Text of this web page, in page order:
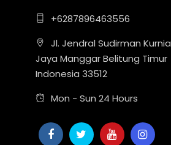
+6287896463556
Jl. Jendral Sudirman Kurnia
Jaya Manggar Belitung Timur
Indonesia 33512
Mon - Sun 24 Hours